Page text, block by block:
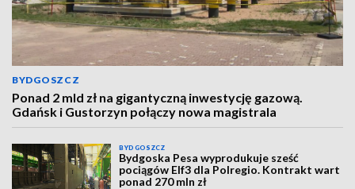
BYDGOSZCZ
Ponad 2 mld zł na gigantyczną inwestycję gazową.
Gdańsk i Gustorzyn połączy nowa magistrala
BYDGOSZCZ
Bydgoska Pesa wyprodukuje sześć
pociągów Elf3 dla Polregio. Kontrakt wart
ponad 270 mln zł